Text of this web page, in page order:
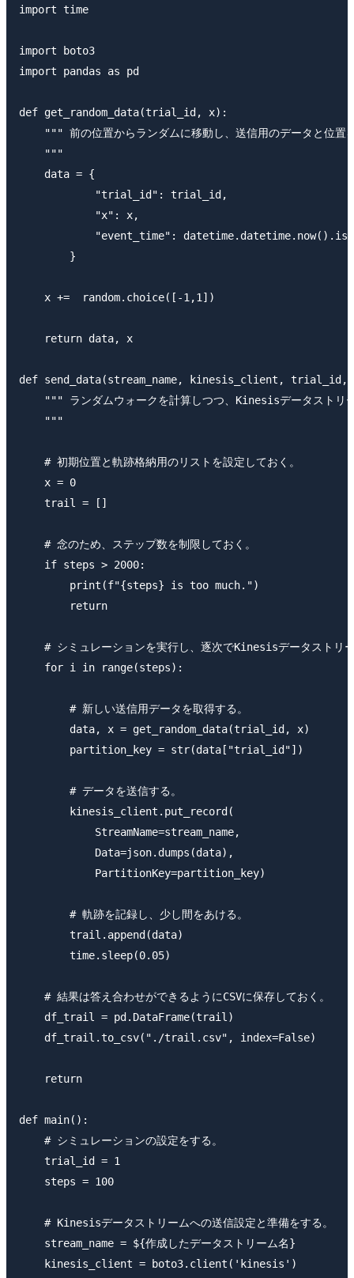
import time
import boto3
import pandas as pd
def get_random_data(trial_id, x):
""" 前の位置からランダムに移動し、送信用のデータと位置
    """
    data = {
            "trial_id": trial_id,
            "x": x,
"event_time":
        }
    x +=  random.choice([-1,1])
    return data, x
def send_data(stream_name, kinesis_client,
""" ランダムウォークを計算しつつ、Kinesisデータストリ
    """
    # 初期位置と軌跡格納用のリストを設定しておく。
    x = 0
    trail = []
    # 念のため、ステップ数を制限しておく。
    if steps > 2000:
        print(f"{steps} is too much.")
        return
# シミュレーションを実行し、逐次でKinesisデータストリ
    for i in range(steps):
        # 新しい送信用データを取得する。
        data, x = get_random_data(trial_id, x)
        partition_key = str(data["trial_id"])
        # データを送信する。
        kinesis_client.put_record(
            StreamName=stream_name,
            Data=json.dumps(data),
            PartitionKey=partition_key)
        # 軌跡を記録し、少し間をあける。
        trail.append(data)
        time.sleep(0.05)
    # 結果は答え合わせができるようにCSVに保存しておく。
    df_trail = pd.DataFrame(trail)
    df_trail.to_csv("./trail.csv", index=False)
    return
def main():
    # シミュレーションの設定をする。
    trial_id = 1
    steps = 100
    # Kinesisデータストリームへの送信設定と準備をする。
    stream_name = ${作成したデータストリーム名}
    kinesis_client = boto3.client('kinesis')